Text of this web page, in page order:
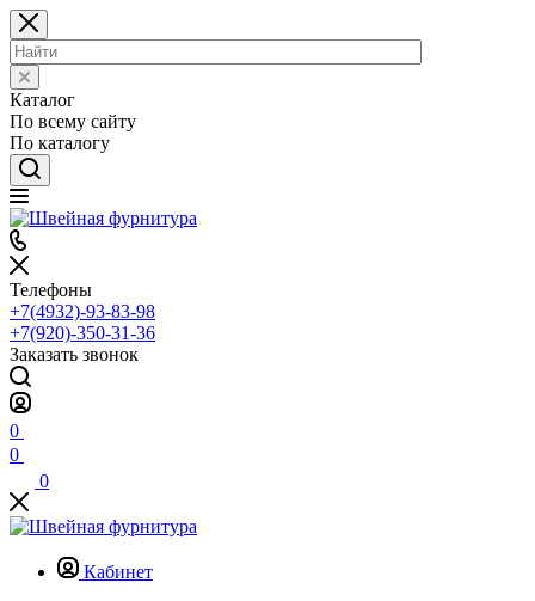
Каталог
По всему сайту
По каталогу
Телефоны
+7(4932)-93-83-98
+7(920)-350-31-36
Заказать звонок
0
0
0
Кабинет